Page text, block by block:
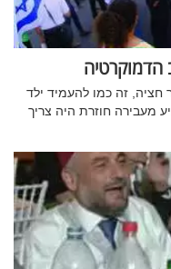
חציה, זה כמו להעמיד ילד
מעבירה חוזרת היה צריך